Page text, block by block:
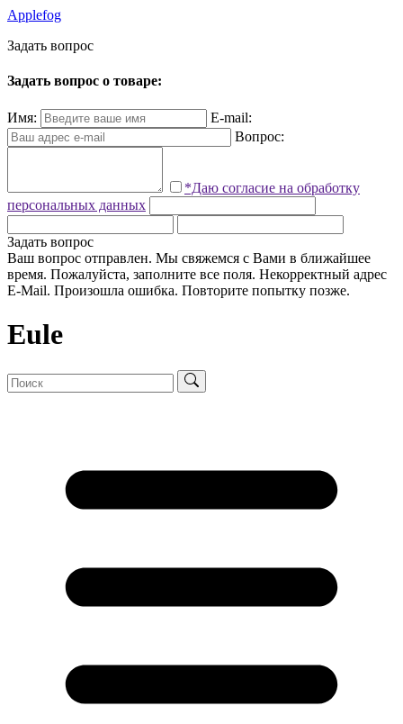
Applefog
Задать вопрос
Задать вопрос о товаре:
Имя:
E-mail:
Вопрос:
*Даю согласие на обработку
персональных данных
Задать вопрос
Ваш вопрос отправлен. Мы свяжемся с Вами в ближайшее
время. Пожалуйста, заполните все поля. Некорректный адрес
E-Mail. Произошла ошибка. Повторите попытку позже.
Eule